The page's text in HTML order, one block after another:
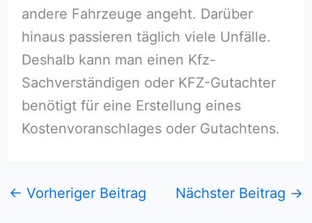
andere Fahrzeuge angeht. Darüber
hinaus passieren täglich viele Unfälle.
Deshalb kann man einen Kfz-
Sachverständigen oder KFZ-Gutachter
benötigt für eine Erstellung eines
Kostenvoranschlages oder Gutachtens.
← Vorheriger Beitrag Nächster Beitrag →